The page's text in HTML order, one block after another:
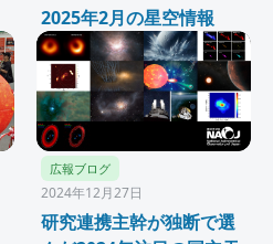
2025年2月の星空情報
広報ブログ
2024年12月27日
研究連携主幹が独断で選